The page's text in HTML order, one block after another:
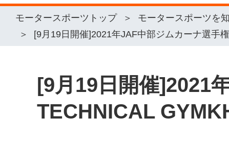
モータースポーツトップ モータースポーツを
[9月19日開催]2021年JAF中部ジムカーナ選手
[9月19日開催]2021
TECHNICAL